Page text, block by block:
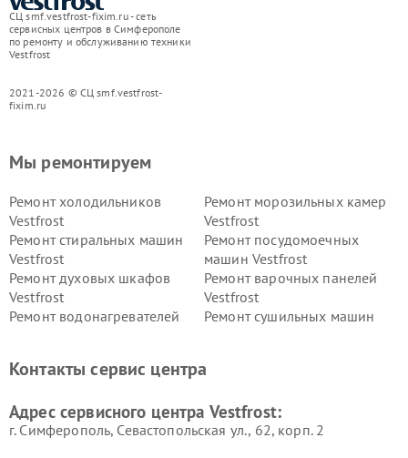
СЦ smf.vestfrost-fixim.ru - сеть
сервисных центров в Симферополе
по ремонту и обслуживанию техники
Vestfrost
2021-2026 © СЦ smf.vestfrost-
fixim.ru
Мы ремонтируем
Ремонт холодильников
Vestfrost
Ремонт морозильных камер
Vestfrost
Ремонт стиральных машин
Vestfrost
Ремонт посудомоечных
машин Vestfrost
Ремонт духовых шкафов
Vestfrost
Ремонт варочных панелей
Vestfrost
Ремонт водонагревателей
Ремонт сушильных машин
Vestfrost
Контакты сервис центра
Адрес сервисного центра Vestfrost:
г. Симферополь, Севастопольская ул., 62, корп. 2